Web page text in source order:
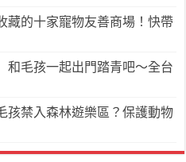
藏的十家寵物友善商場！快帶
和毛孩一起出門踏青吧～全台
孩禁入森林遊樂區？保護動物